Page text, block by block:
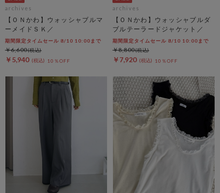
archives
【ＯＮかわ】ウォッシャブルマ
ーメイドＳＫ／
期間限定タイムセール 8/10 10:00まで
￥5,940 10％OFF
￥6,600
archives
【ＯＮかわ】ウォッシャブルダ
ブルテーラードジャケット／
期間限定タイムセール 8/10 10:00まで
￥7,920 10％OFF
￥8,800